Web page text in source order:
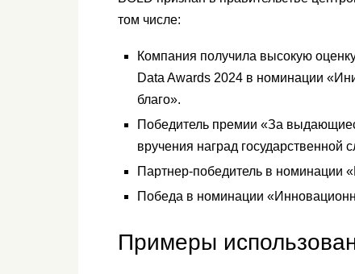
том числе:
Компания получила высокую
Data Awards 2024 в номинации
благо».
Победитель премии «За
вручения наград государственной
Партнер-победитель в номинации
Победа в номинации
Примеры